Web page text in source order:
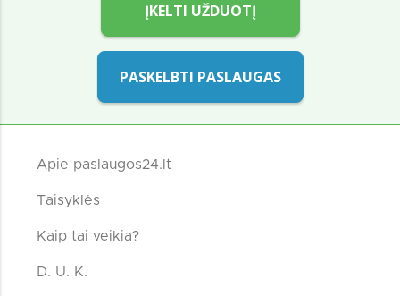
ĮKELTI UŽDUOTĮ
PASKELBTI PASLAUGAS
Apie paslaugos24.lt
Taisyklės
Kaip tai veikia?
D. U. K.